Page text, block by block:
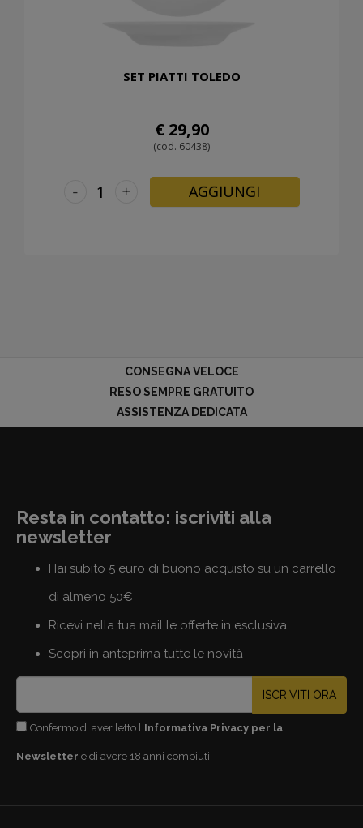
SET PIATTI TOLEDO
€ 29,90
(cod. 60438)
+
- AGGIUNGI
CONSEGNA VELOCE
RESO SEMPRE GRATUITO
ASSISTENZA DEDICATA
Resta in contatto: iscriviti alla
newsletter
Hai subito 5 euro di buono acquisto su un carrello
di almeno 50€
Ricevi nella tua mail le offerte in esclusiva
Scopri in anteprima tutte le novità
ISCRIVITI ORA
Confermo di aver letto l'Informativa Privacy per la
Newsletter e di avere 18 anni compiuti